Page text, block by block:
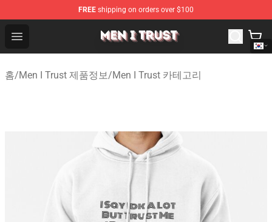
FREE shipping on orders over $100
Open menu
Men I Trust Shop - Official Men I Trust Merchandise Store
홈/Men I Trust 제품정보/Men I Trust 카테고리